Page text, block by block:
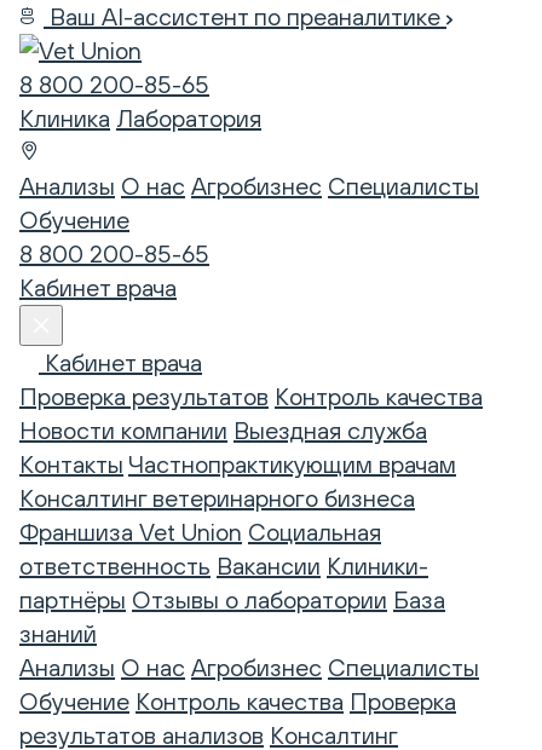
Ваш AI-ассистент по преаналитике
8 800 200-85-65
Клиника Лаборатория
Анализы О нас Агробизнес Специалисты
Обучение
8 800 200-85-65
Кабинет врача
Кабинет врача
Проверка результатов Контроль качества
Новости компании Выездная служба
Контакты Частнопрактикующим врачам
Консалтинг ветеринарного бизнеса
Франшиза Vet Union Социальная
ответственность Вакансии Клиники-
партнёры Отзывы о лаборатории База
знаний
Анализы О нас Агробизнес Специалисты
Обучение Контроль качества Проверка
результатов анализов Консалтинг